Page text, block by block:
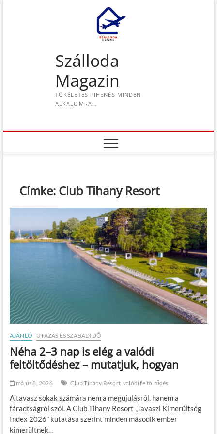
t
Szálloda
Magazin
TÖKÉLETES PIHENÉS MINDEN
ALKALOMRA…
Címke: Club Tihany Resort
AJÁNLÓ UTAZÁS ÉS SZABADIDŐ
Néha 2–3 nap is elég a valódi
feltöltődéshez – mutatjuk, hogyan
május 8, 2026 Club Tihany Resort valódi feltöltődés
A tavasz sokak számára nem a megújulásról, hanem a
fáradtságról szól. A Club Tihany Resort „Tavaszi Kimerültség
Index 2026” kutatása szerint minden második ember
kimerültnek…